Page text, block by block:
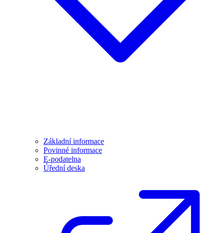
Základní informace
Povinné informace
E-podatelna
Úřední deska